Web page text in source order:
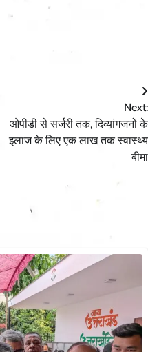
Next:
ओपीडी से सर्जरी तक, दिव्यांगजनों के
इलाज के लिए एक लाख तक स्वास्थ्य
बीमा